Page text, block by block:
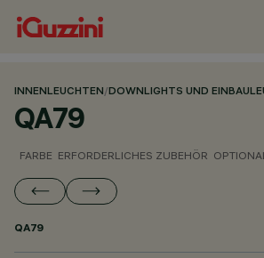
INNENLEUCHTEN/DOWNLIGHTS UND
QA79
FARBE ERFORDERLICHES ZUBEHÖR
QA79